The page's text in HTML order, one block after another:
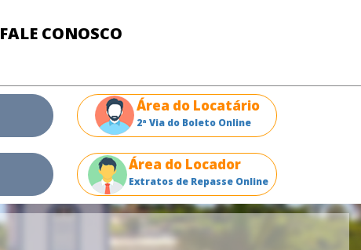
FALE CONOSCO
Área do Locatário
2ª Via do Boleto Online
Área do Locador
Extratos de Repasse Online